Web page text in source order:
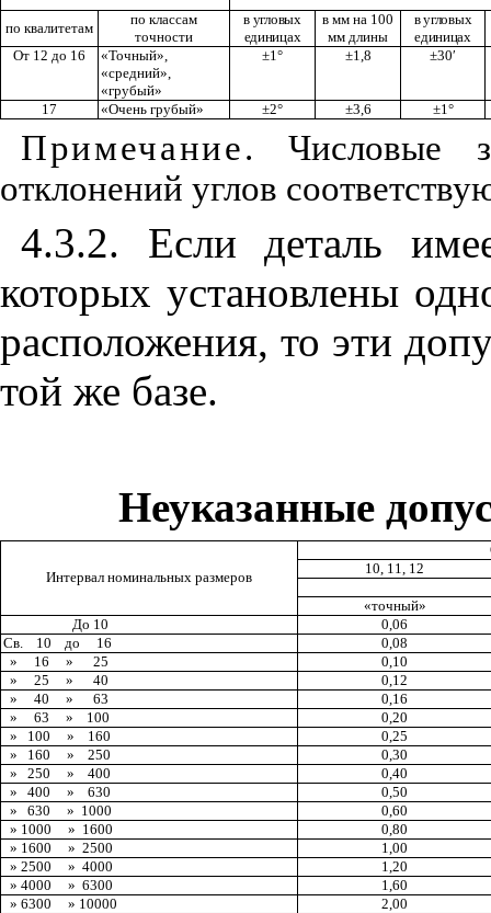
по квалитетам
по классам
точности
в угловых
единицах
в мм на 100
мм длины
в угловых
единицах
От 12 до 16
«Точный»
«средний»,
«грубый»
±1° ±1 ,8 ±30′
17 «Очень грубый» ±2° ±3, 6 ±1°
Примечание. Числовые
отклонений углов соответ
4.3.2. Если детальиме
которых установлены
расположения, то эти доп
той же базе.
Неуказанные
Интервал номинальных размеров
10, 11, 12
«точный»
До 10
0,06
Св.
10 до 1 6
0,08
»
16 » 25
0,10
»
25 » 40 0 12
»
40 » 63
0,16
»
63 » 100
0,20
»
100 » 160
0,25
»
160 » 250 0 ,30
»
250 » 400
0,40
»
400 » 630 0 ,50
»
630 » 1000
0,60
» 1000 » 1600 0 ,80
» 1600 » 2500
1,00
» 2500 » 4000
1,20
» 4000 » 6300 1 ,60
» 6300 » 10000 2,00